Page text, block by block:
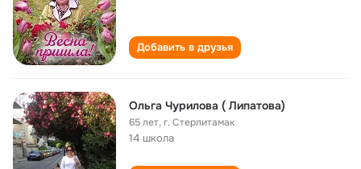
Добавить в друзья
Ольга Чурилова ( Липатова)
65 лет,г. Стерлитамак
14 школа